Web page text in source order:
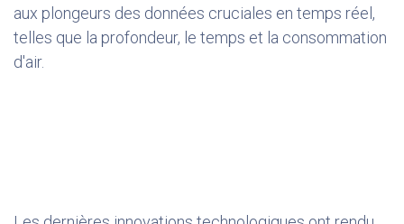
aux plongeurs des données cruciales en temps réel,
telles que la profondeur, le temps et la consommation
d'air.